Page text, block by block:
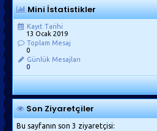
Mini İstatistikler
Kayıt Tarihi
13 Ocak 2019
Toplam Mesaj
0
Günlük Mesajları
0
Son Ziyaretçiler
Bu sayfanın son 3 ziyaretçisi: